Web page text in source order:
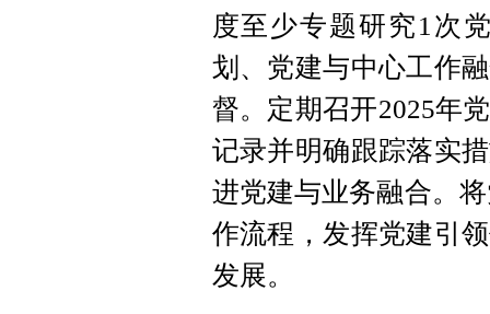
度至少专题研究1次
划、党建与中心工作
督。定期召开2025年
记录并明确跟踪落实
进党建与业务融合。
作流程，发挥党建引
发展。